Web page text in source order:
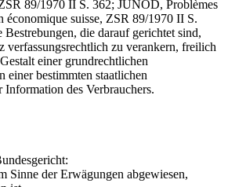
89/1970 II S. 362; JUNOD, Problèmes
économique suisse, ZSR 89/1970 II S.
Bestrebungen, die darauf gerichtet sind,
verfassungsrechtlich zu verankern, freilich
einer grundrechtlichen
einer bestimmten staatlichen
des Verbrauchers.
Sinne der Erwägungen abgewiesen,